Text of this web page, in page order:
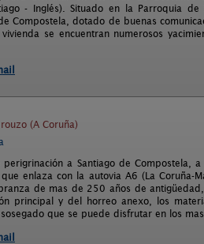
- Inglés). Situado en la Parroquia de
Compostela, dotado de buenas
se encuentran numerosos
(A Coruña)
a Santiago de Compostela,
enlaza con la autovia A6 (La Coruña-
de mas de 250 años de
principal y del horreo anexo, los
que se puede disfrutar en los